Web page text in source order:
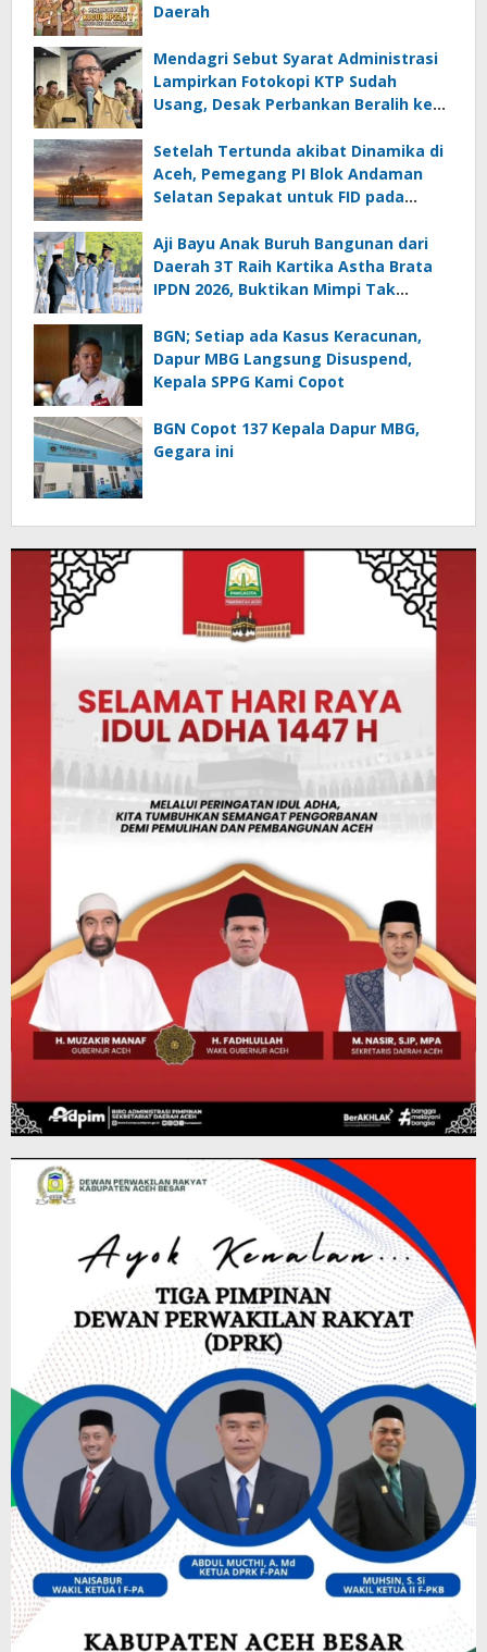
Daerah
Mendagri Sebut Syarat Administrasi
Lampirkan Fotokopi KTP Sudah
Usang, Desak Perbankan Beralih ke
Setelah Tertunda akibat Dinamika di
Aceh, Pemegang PI Blok Andaman
Selatan Sepakat untuk FID pada
Aji Bayu Anak Buruh Bangunan dari
Daerah 3T Raih Kartika Astha Brata
IPDN 2026, Buktikan Mimpi Tak
BGN; Setiap ada Kasus Keracunan,
Dapur MBG Langsung Disuspend,
Kepala SPPG Kami Copot
BGN Copot 137 Kepala Dapur MBG,
Gegara ini